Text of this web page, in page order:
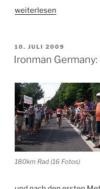
„TSVE-
(Volksdistanz)“
weiterlesen
VERÖFFENTLICHT
AM
10. JULI 2009
Ironman
180km Rad (16 Fotos)